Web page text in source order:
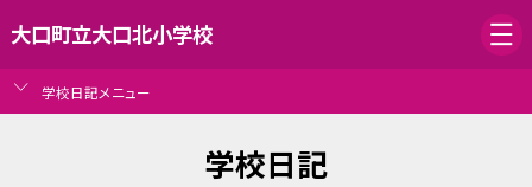
大口町立大口北小学校
学校日記メニュー
学校日記